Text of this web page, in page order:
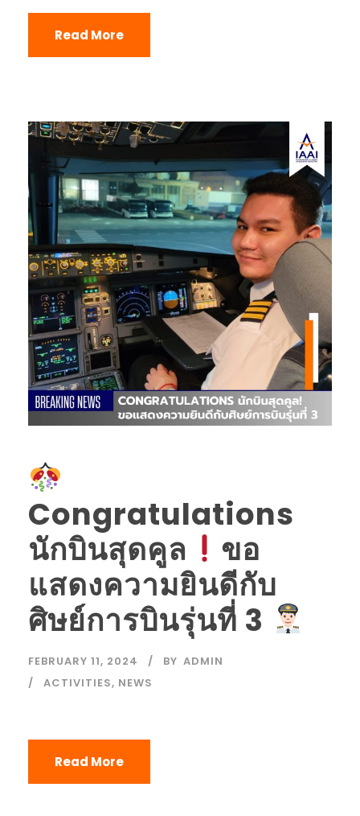
Read More
Congratulations
นักบินสุดคูล
ขอ
แสดงความยินดีกับ
ศิษย์การบินรุ่นที่ 3
FEBRUARY 11, 2024 BY ADMIN
ACTIVITIES, NEWS
Read More